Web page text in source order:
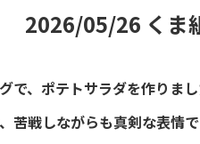
2026/05/26 くま
で、ポテトサラダを作りまし
苦戦しながらも真剣な表情